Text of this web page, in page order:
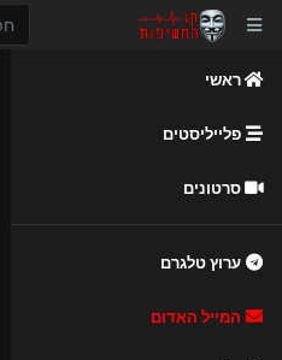
ראשי
פלייליסטים
סרטונים
ערוץ טלגרם
המייל האדום